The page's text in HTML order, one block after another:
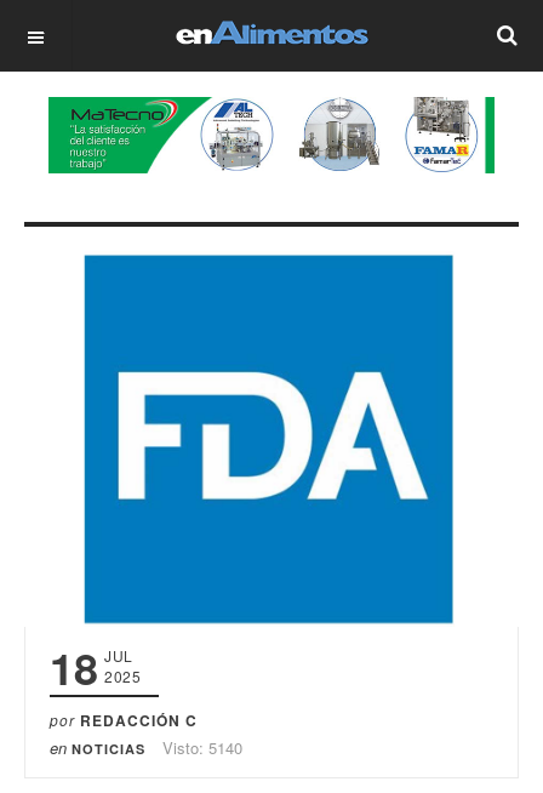
OFF CANVAS
18 JUL
2025
por REDACCIÓN C
en NOTICIAS Visto: 5140